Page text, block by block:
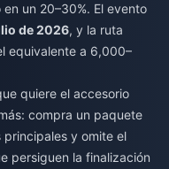
un 20–30%. El evento
de 2026, y la ruta
equivalente a 6,000–
quiere el accesorio
compra un paquete
principales y omite el
persiguen la finalización